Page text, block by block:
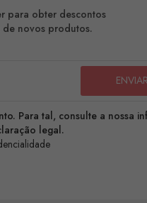
para obter descontos
de novos produtos.
Para tal, consulte a nossa
legal.